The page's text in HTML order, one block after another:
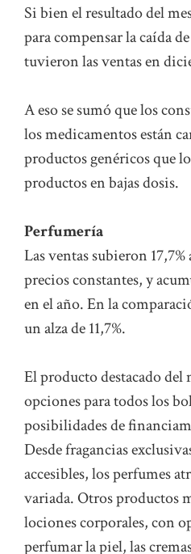
Si bien el resultado del
para compensar la caída
tuvieron las ventas en
A eso se sumó que los
los medicamentos están
productos genéricos que
productos en bajas dosis.
Perfumería
Las ventas subieron
precios constantes, y
en el año. En la
un alza de 11,7%.
El producto destacado del
opciones para todos los
posibilidades de
Desde fragancias
accesibles, los perfumes
variada. Otros productos
lociones corporales, con
perfumar la piel, las